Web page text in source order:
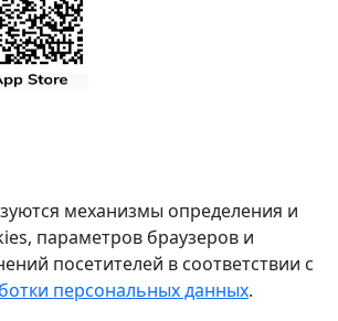
механизмы определения и
параметров браузеров и
посетителей в соответствии с
персональных данных.